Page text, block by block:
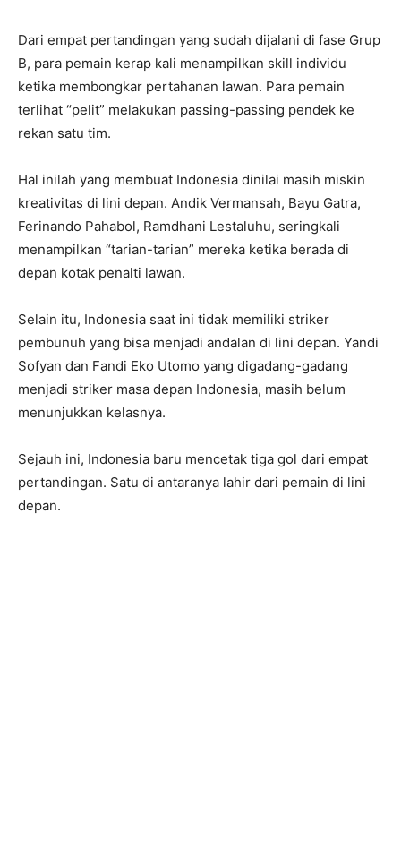
Dari empat pertandingan yang sudah dijalani di fase Grup
B, para pemain kerap kali menampilkan skill individu
ketika membongkar pertahanan lawan. Para pemain
terlihat “pelit” melakukan passing-passing pendek ke
rekan satu tim.
Hal inilah yang membuat Indonesia dinilai masih miskin
kreativitas di lini depan. Andik Vermansah, Bayu Gatra,
Ferinando Pahabol, Ramdhani Lestaluhu, seringkali
menampilkan “tarian-tarian” mereka ketika berada di
depan kotak penalti lawan.
Selain itu, Indonesia saat ini tidak memiliki striker
pembunuh yang bisa menjadi andalan di lini depan. Yandi
Sofyan dan Fandi Eko Utomo yang digadang-gadang
menjadi striker masa depan Indonesia, masih belum
menunjukkan kelasnya.
Sejauh ini, Indonesia baru mencetak tiga gol dari empat
pertandingan. Satu di antaranya lahir dari pemain di lini
depan.